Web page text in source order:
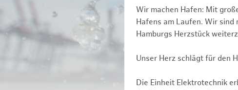
Wir machen Hafen: Mit
Hafens am Laufen. Wir
Hamburgs Herzstück
Unser Herz schlägt für den
Die Einheit Elektrotechnik